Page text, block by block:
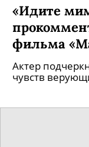
«Идите
фильма
Актер
чувств